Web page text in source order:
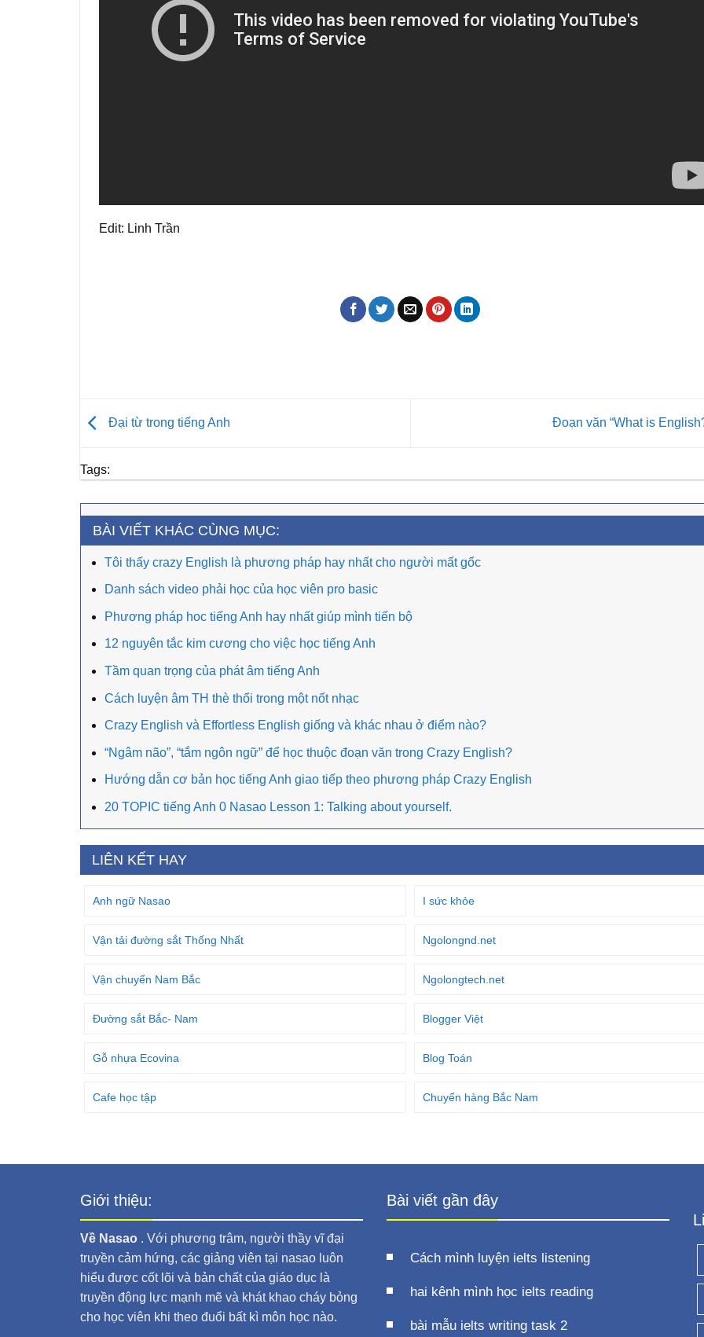
Edit: Linh Trần
Đại từ trong tiếng Anh Đoạn văn “What is
Tags:
BÀI VIẾT KHÁC CÙNG MỤC:
Tôi thấy crazy English là phương pháp hay nhất cho người mất gốc
Danh sách video phải học của học viên pro basic
Phương pháp hoc tiếng Anh hay nhất giúp mình tiến bộ
12 nguyên tắc kim cương cho việc học tiếng Anh
Tầm quan trọng của phát âm tiếng Anh
Cách luyện âm TH thè thổi trong một nốt nhạc
Crazy English và Effortless English giống và khác nhau ở điểm nào?
“Ngâm não”, “tắm ngôn ngữ” để học thuộc đoạn văn trong Crazy English?
Hướng dẫn cơ bản học tiếng Anh giao tiếp theo phương pháp Crazy English
20 TOPIC tiếng Anh 0 Nasao Lesson 1: Talking about yourself.
LIÊN KẾT HAY
Anh ngữ Nasao I sức khỏe
Vận tải đường sắt Thống Nhất Ngolongnd.net
Vận chuyển Nam Bắc Ngolongtech.net
Đường sắt Bắc- Nam Blogger Việt
Gỗ nhựa Ecovina Blog Toán
Cafe học tập Chuyển hàng Bắc Nam
Giới thiệu:
Về Nasao . Với phương trâm, người thầy vĩ đại
truyền cảm hứng, các giảng viên tại nasao luôn
hiểu được cốt lõi và bản chất của giáo dục là
truyền động lực mạnh mẽ và khát khao cháy bỏng
cho học viên khi theo đuổi bất kì môn học nào.
Bài viết gần đây
Cách mình luyện ielts listening
hai kênh mình học ielts reading
bài mẫu ielts writing task 2